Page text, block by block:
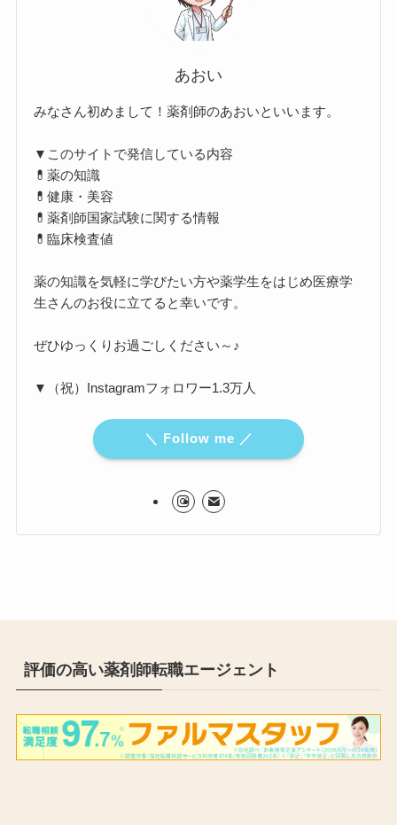
あおい
みなさん初めまして！薬剤師のあおいといいます。
▼このサイトで発信している内容
💊薬の知識
💊健康・美容
💊薬剤師国家試験に関する情報
💊臨床検査値
薬の知識を気軽に学びたい方や薬学生をはじめ医療学
生さんのお役に立てると幸いです。
ぜひゆっくりお過ごしください～♪
▼（祝）Instagramフォロワー1.3万人
＼ Follow me ／
評価の高い薬剤師転職エージェント